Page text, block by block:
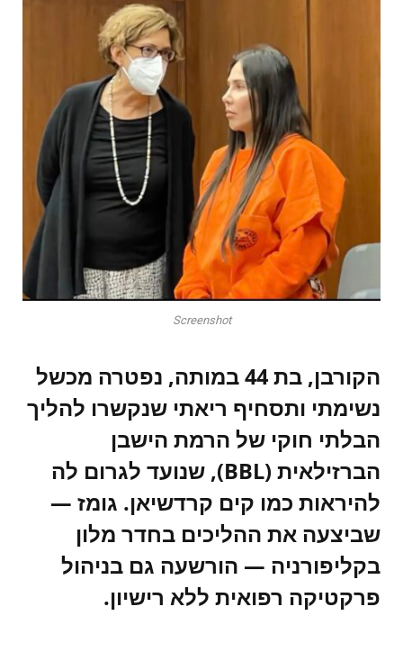
Screenshot
הקורבן, בת 44 במותה, נפטרה מכשל
נשימתי ותסחיף ריאתי שנקשרו להליך
הבלתי חוקי של הרמת הישבן
הברזילאית (BBL), שנועד לגרום לה
להיראות כמו קים קרדשיאן. גומז —
שביצעה את ההליכים בחדר מלון
בקליפורניה — הורשעה גם בניהול
פרקטיקה רפואית ללא רישיון.